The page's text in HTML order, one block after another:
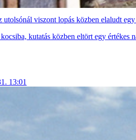
utolsónál viszont lopás közben elaludt
kutatás közben eltört egy értékes
13:01